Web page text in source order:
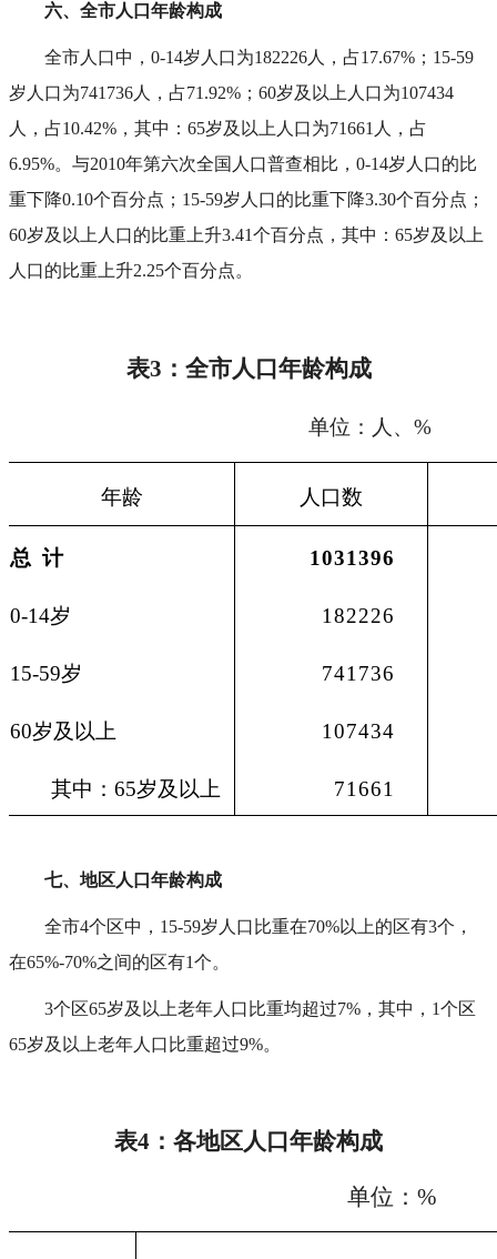
六、全市人口年龄构成
全市人口中，0-14岁人口为182226人，占17.67%；15-59
岁人口为741736人，占71.92%；60岁及以上人口为107434
人，占10.42%，其中：65岁及以上人口为71661人，占
6.95%。与2010年第六次全国人口普查相比，0-14岁人口的比
重下降0.10个百分点；15-59岁人口的比重下降3.30个百分点；
60岁及以上人口的比重上升3.41个百分点，其中：65岁及以上
人口的比重上升2.25个百分点。
表3 ： 全市人口年龄构成
单位：人、 %
年龄 人口数
总 计 1031396
0-14岁 182226
15-59岁 741736
60岁及以上 107434
其中： 65岁及以上 71661
七、地区人口年龄构成
全市4个区中，15-59岁人口比重在70%以上的区有3个，
在65%-70%之间的区有1个。
3个区65岁及以上老年人口比重均超过7%，其中，1个区
65岁及以上老年人口比重超过9%。
表4：各地区人口年龄构成
单位： %